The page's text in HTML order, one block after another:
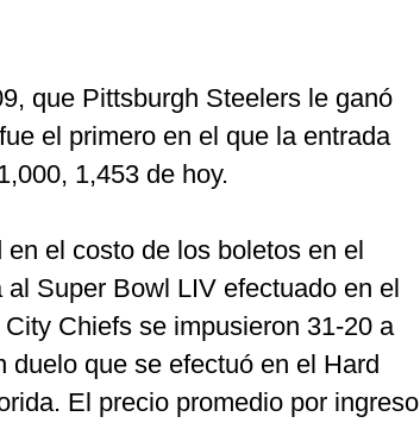
que Pittsburgh Steelers le ganó
el primero en el que la entrada
1,453 de hoy.
el costo de los boletos en el
Super Bowl LIV efectuado en el
Chiefs se impusieron 31-20 a
duelo que se efectuó en el Hard
El precio promedio por ingreso